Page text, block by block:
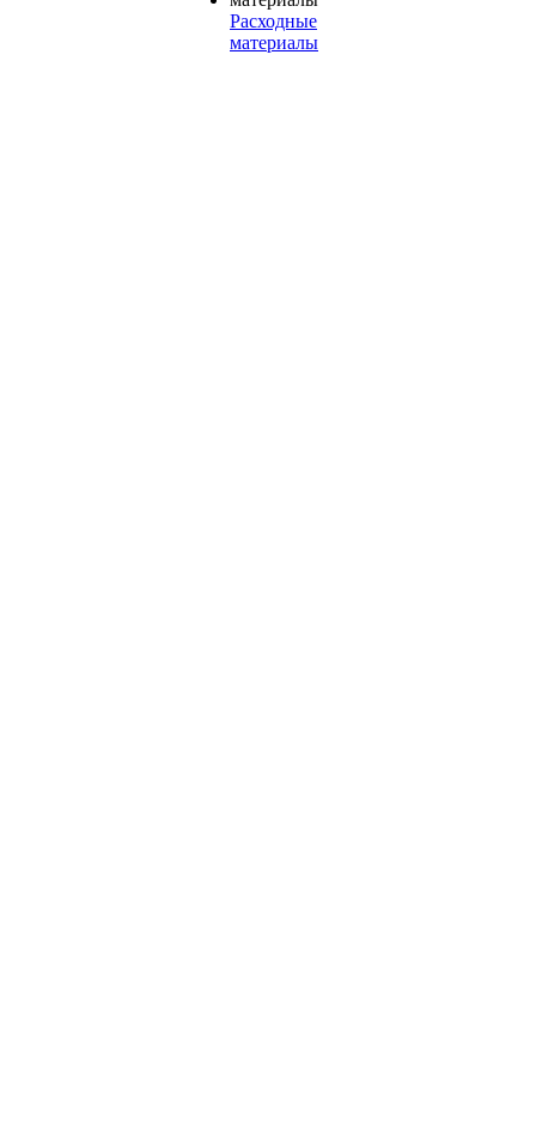
Расходные
материалы